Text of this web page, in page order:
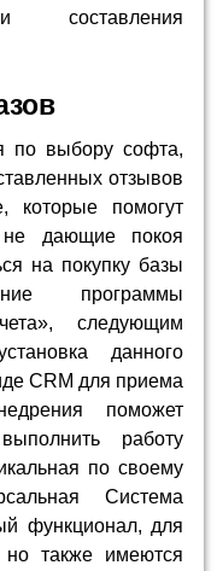
составления
по выбору софта,
отзывов
которые помогут
не дающие покоя
на покупку базы
программы
следующим
данного
CRM для приема
поможет
работу
по своему
Система
функционал, для
но также имеются